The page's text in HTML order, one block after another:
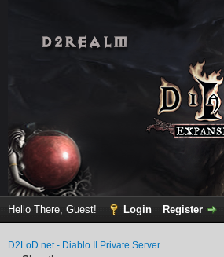
Hello There, Guest! Login Register
D2LoD.net - Diablo II Private Server